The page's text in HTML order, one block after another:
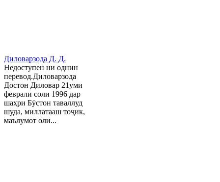
Диловарзода Д. Д.
Недоступен ни однин
перевод.Диловарзода
Достон Диловар 21уми
феврали соли 1996 дар
шаҳри Бӯстон таваллуд
шуда, миллатааш тоҷик,
маълумот олӣ...